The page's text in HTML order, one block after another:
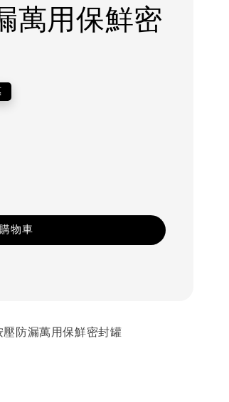
萬用保鮮密
物車
防漏萬用保鮮密封罐